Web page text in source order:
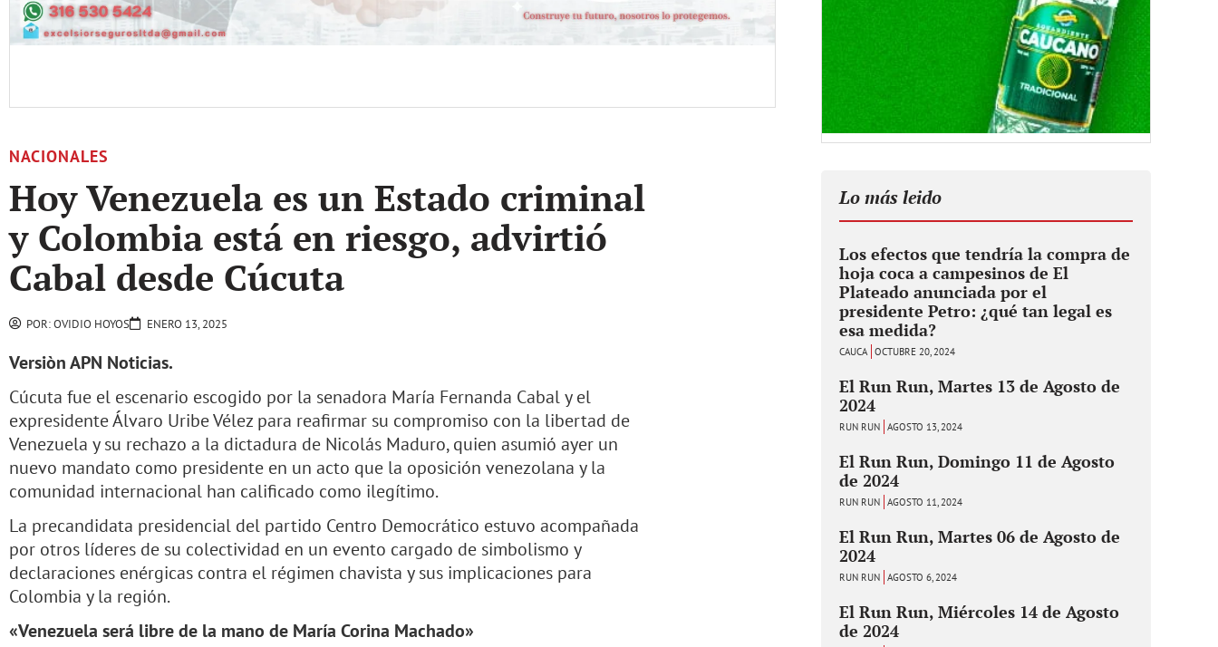
NACIONALES
Hoy Venezuela es un Estado criminal
y Colombia está en riesgo, advirtió
Cabal desde Cúcuta
POR:OVIDIO HOYOS ENERO 13, 2025
Versiòn APN Noticias.
Cúcuta fue el escenario escogido por la senadora María Fernanda Cabal y el
expresidente Álvaro Uribe Vélez para reafirmar su compromiso con la libertad de
Venezuela y su rechazo a la dictadura de Nicolás Maduro, quien asumió ayer un
nuevo mandato como presidente en un acto que la oposición venezolana y la
comunidad internacional han calificado como ilegítimo.
La precandidata presidencial del partido Centro Democrático estuvo acompañada
por otros líderes de su colectividad en un evento cargado de simbolismo y
declaraciones enérgicas contra el régimen chavista y sus implicaciones para
Colombia y la región.
«Venezuela será libre de la mano de María Corina Machado»
Lo más leido
Los efectos que tendría la compra de
hoja coca a campesinos de El
Plateado anunciada por el
presidente Petro: ¿qué tan legal es
esa medida?
CAUCA OCTUBRE 20, 2024
El Run Run, Martes 13 de Agosto de
2024
RUN RUN AGOSTO 13, 2024
El Run Run, Domingo 11 de Agosto
de 2024
RUN RUN AGOSTO 11, 2024
El Run Run, Martes 06 de Agosto de
2024
RUN RUN AGOSTO 6, 2024
El Run Run, Miércoles 14 de Agosto
de 2024